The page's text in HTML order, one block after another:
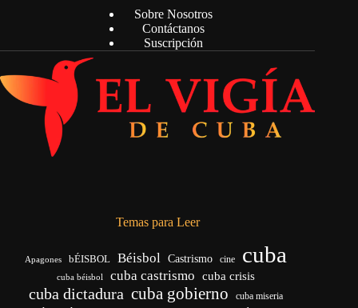
Sobre Nosotros
Contáctanos
Suscripción
Temas para Leer
Apagones bÉISBOL Béisbol Castrismo cine cuba
cuba béisbol cuba castrismo cuba crisis
cuba dictadura cuba gobierno cuba miseria